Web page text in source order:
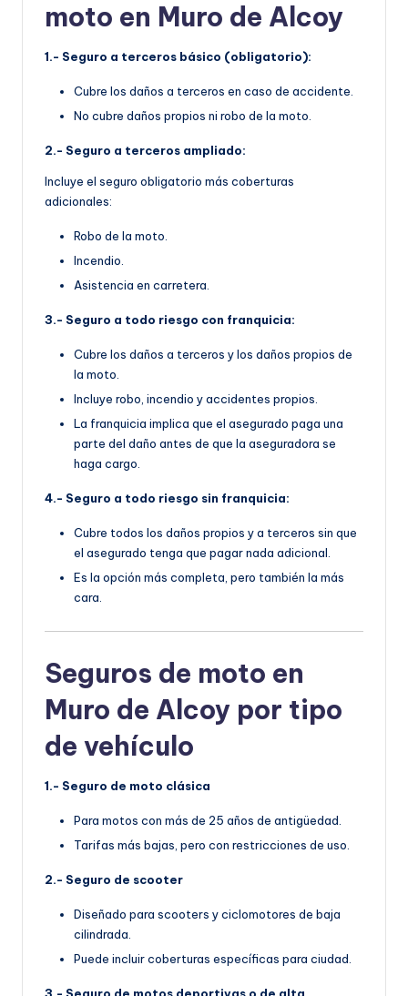
moto en Muro de Alcoy
1.- Seguro a terceros básico (obligatorio):
Cubre los daños a terceros en caso de accidente.
No cubre daños propios ni robo de la moto.
2.- Seguro a terceros ampliado:
Incluye el seguro obligatorio más coberturas
adicionales:
Robo de la moto.
Incendio.
Asistencia en carretera.
3.- Seguro a todo riesgo con franquicia:
Cubre los daños a terceros y los daños propios de
la moto.
Incluye robo, incendio y accidentes propios.
La franquicia implica que el asegurado paga una
parte del daño antes de que la aseguradora se
haga cargo.
4.- Seguro a todo riesgo sin franquicia:
Cubre todos los daños propios y a terceros sin que
el asegurado tenga que pagar nada adicional.
Es la opción más completa, pero también la más
cara.
Seguros de moto en
Muro de Alcoy por tipo
de vehículo
1.- Seguro de moto clásica
Para motos con más de 25 años de antigüedad.
Tarifas más bajas, pero con restricciones de uso.
2.- Seguro de scooter
Diseñado para scooters y ciclomotores de baja
cilindrada.
Puede incluir coberturas específicas para ciudad.
3.- Seguro de motos deportivas o de alta